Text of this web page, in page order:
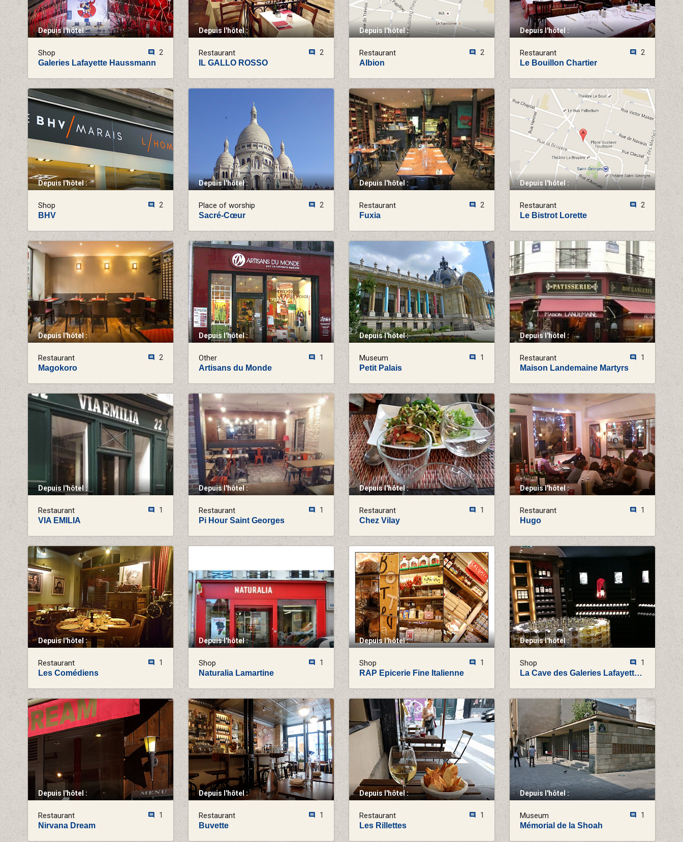
Depuis l'hôtel :
2
Shop
Galeries Lafayette Haussmann
Depuis l'hôtel :
2
Restaurant
IL GALLO ROSSO
Depuis l'hôtel :
2
Restaurant
Albion
Depuis l'hôtel :
2
Restaurant
Le Bouillon Chartier
Depuis l'hôtel :
2
Shop
BHV
Depuis l'hôtel :
2
Place of worship
Sacré-Cœur
Depuis l'hôtel :
2
Restaurant
Fuxia
Depuis l'hôtel :
2
Restaurant
Le Bistrot Lorette
Depuis l'hôtel :
2
Restaurant
Magokoro
Depuis l'hôtel :
1
Other
Artisans du Monde
Depuis l'hôtel :
1
Museum
Petit Palais
Depuis l'hôtel :
1
Restaurant
Maison Landemaine Martyrs
Depuis l'hôtel :
1
Restaurant
VIA EMILIA
Depuis l'hôtel :
1
Restaurant
Pi Hour Saint Georges
Depuis l'hôtel :
1
Restaurant
Chez Vilay
Depuis l'hôtel :
1
Restaurant
Hugo
Depuis l'hôtel :
1
Restaurant
Les Comédiens
Depuis l'hôtel :
1
Shop
Naturalia Lamartine
Depuis l'hôtel :
1
Shop
RAP Epicerie Fine Italienne
Depuis l'hôtel :
1
Shop
La Cave des Galeries Lafayette - La Bordeauxthèque
Depuis l'hôtel :
1
Restaurant
Nirvana Dream
Depuis l'hôtel :
1
Restaurant
Buvette
Depuis l'hôtel :
1
Restaurant
Les Rillettes
Depuis l'hôtel :
1
Museum
Mémorial de la Shoah